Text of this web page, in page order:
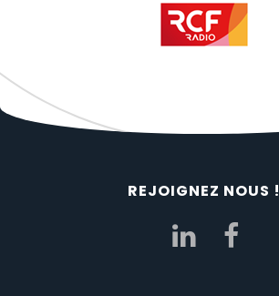
REJOIGNEZ NOUS !